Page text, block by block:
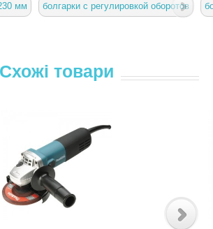
мм болгарки с регулировкой оборотов
Схожі товари